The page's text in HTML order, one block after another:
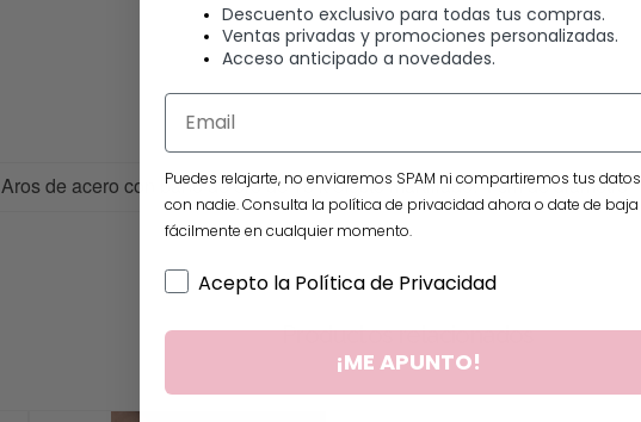
Descripción
Aros de acero con baño de oro de 18 k efecto martillado. 4 cm de diámetro
Productos relacionados
Descuento exclusivo para todas tus compras.
Ventas privadas y promociones personalizadas.
Acceso anticipado a novedades.
Puedes relajarte, no enviaremos SPAM ni compartiremos tus datos
con nadie. Consulta la política de privacidad ahora o date de baja
fácilmente en cualquier momento.
Acepto la Política de Privacidad
¡ME APUNTO!